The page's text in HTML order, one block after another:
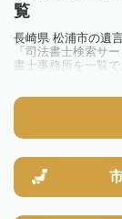
覧
長崎県 松浦市の遺
「司法書士検索サ
書士事務所を一覧
えている方は一度